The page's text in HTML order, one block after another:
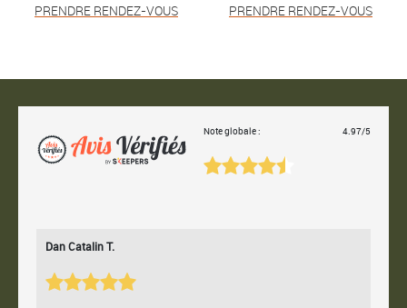
PRENDRE RENDEZ-VOUS PRENDRE RENDEZ-VOUS
Note globale : 4.97/5
Dan Catalin T.